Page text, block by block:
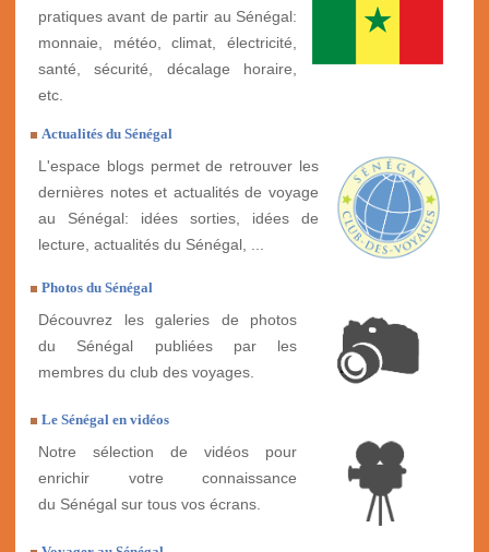
pratiques avant de partir au Sénégal:
monnaie, météo, climat, électricité,
santé, sécurité, décalage horaire,
etc.
Actualités du Sénégal
L'espace blogs permet de retrouver les
dernières notes et actualités de voyage
au Sénégal: idées sorties, idées de
lecture, actualités du Sénégal, ...
Photos du Sénégal
Découvrez les galeries de photos
du Sénégal publiées par les
membres du club des voyages.
Le Sénégal en vidéos
Notre sélection de vidéos pour
enrichir votre connaissance
du Sénégal sur tous vos écrans.